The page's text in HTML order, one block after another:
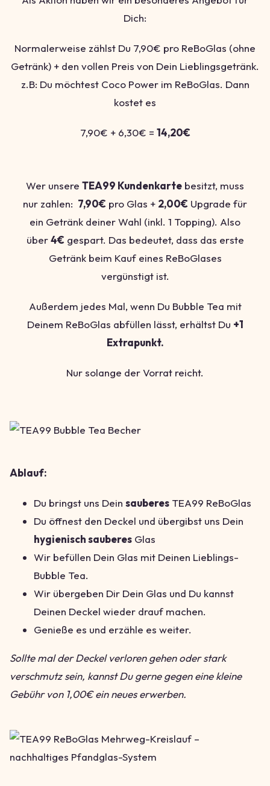
Dich:
Normalerweise zählst Du 7,90€ pro ReBoGlas (ohne
Getränk) + den vollen Preis von Dein Lieblingsgetränk.
z.B: Du möchtest Coco Power im ReBoGlas. Dann
kostet es
7,90€ + 6,30€ = 14,20€
Wer unsere TEA99 Kundenkarte besitzt, muss
nur zahlen: 7,90€ pro Glas + 2,00€ Upgrade für
ein Getränk deiner Wahl (inkl. 1 Topping). Also
über4€gespart. Das bedeutet, dass das erste
Getränk beim Kauf eines ReBoGlases
vergünstigt ist.
Außerdem jedes Mal, wenn Du Bubble Tea mit
Deinem ReBoGlas abfüllen lässt, erhältst Du +1
Extrapunkt.
Nur solange der Vorrat reicht.
Ablauf:
Du bringst uns Dein sauberes TEA99 ReBoGlas
Du öffnest den Deckel und übergibst uns Dein
hygienisch sauberes Glas
Wir befüllen Dein Glas mit Deinen Lieblings-
Bubble Tea.
Wir übergeben Dir Dein Glas und Du kannst
Deinen Deckel wieder drauf machen.
Genieße es und erzähle es weiter.
Sollte mal der Deckel verloren gehen oder stark
verschmutz sein, kannst Du gerne gegen eine kleine
Gebühr von 1,00€ ein neues erwerben.